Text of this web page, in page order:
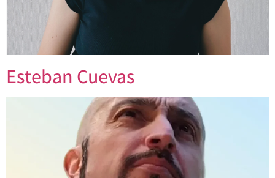
Esteban Cuevas